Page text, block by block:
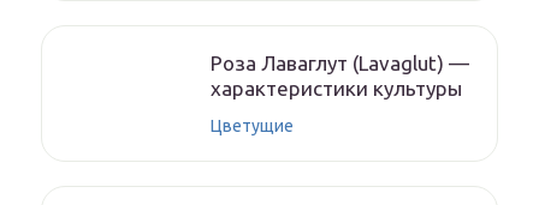
Роза Лаваглут (Lavaglut) —
характеристики культуры
Цветущие